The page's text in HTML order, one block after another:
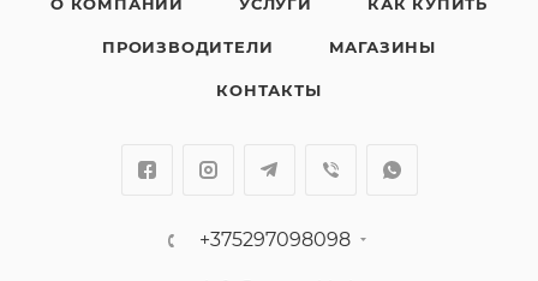
ПРОИЗВОДИТЕЛИ МАГАЗИНЫ
КОНТАКТЫ
+375297098098